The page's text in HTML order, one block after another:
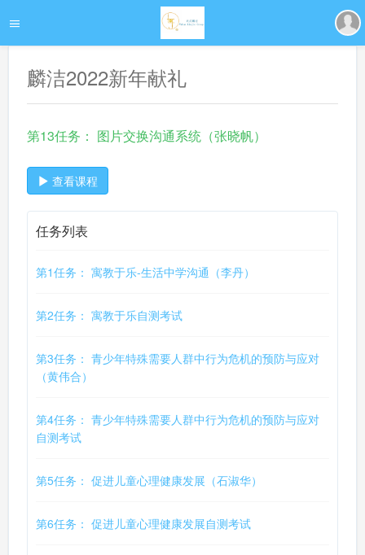
麟洁2022新年献礼
第13任务： 图片交换沟通系统（张晓帆）
查看课程
任务列表
第1任务： 寓教于乐-生活中学沟通（李丹）
第2任务： 寓教于乐自测考试
第3任务： 青少年特殊需要人群中行为危机的预防与应对
（黄伟合）
第4任务： 青少年特殊需要人群中行为危机的预防与应对
自测考试
第5任务： 促进儿童心理健康发展（石淑华）
第6任务： 促进儿童心理健康发展自测考试